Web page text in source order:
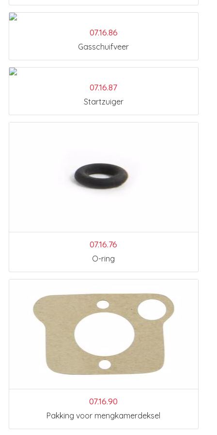
07.16.86
Gasschuifveer
07.16.87
Startzuiger
07.16.76
O-ring
07.16.90
Pakking voor mengkamerdeksel